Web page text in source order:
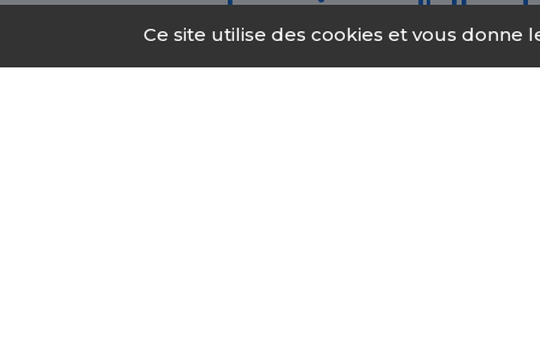
Les raisons d'aller
Chacun, à tout âge, peut être
Ce site utilise des cookies et vous donne